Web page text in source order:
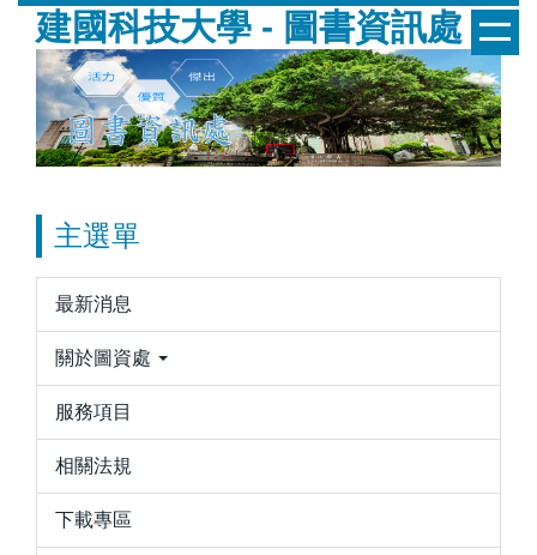
建國科技大學 - 圖書資訊處
主選單
最新消息
關於圖資處
服務項目
相關法規
下載專區